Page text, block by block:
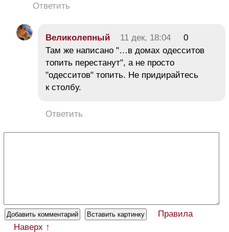
Ответить
Великолепный 11 дек, 18:04
0
Там же написано "…в домах одесситов
топить перестанут", а не просто
"одесситов" топить. Не придирайтесь
к столбу.
Ответить
Правила
Наверх ↑